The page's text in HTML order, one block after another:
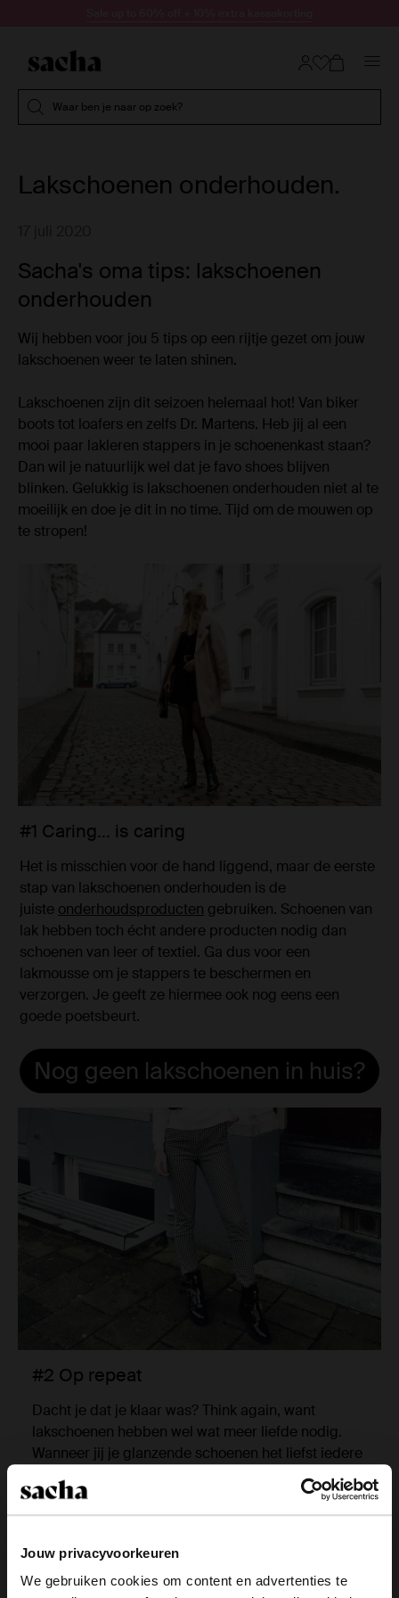
Jouw privacyvoorkeuren
We gebruiken cookies om content en advertenties te
Waar ben je naar op zoek?
Lakschoenen onderhouden.
Sacha's oma tips: lakschoenen
onderhouden
Wij hebben voor jou 5 tips op een rijtje gezet om jouw
lakschoenen weer te laten shinen.
Lakschoenen zijn dit seizoen helemaal hot! Van biker
boots tot loafers en zelfs Dr. Martens. Heb jij al een
mooi paar lakleren stappers in je schoenenkast staan?
Dan wil je natuurlijk wel dat je favo shoes blijven
blinken. Gelukkig is lakschoenen onderhouden niet al te
moeilijk en doe je dit in no time. Tijd om de mouwen op
te stropen!
#1 Caring... is caring
Het is misschien voor de hand liggend, maar de eerste
stap van lakschoenen onderhouden is de
juiste onderhoudsproducten gebruiken. Schoenen van
lak hebben toch écht andere producten nodig dan
schoenen van leer of textiel. Ga dus voor een
lakmousse om je stappers te beschermen en
verzorgen. Je geeft ze hiermee ook nog eens een
goede poetsbeurt.
Nog geen lakschoenen in huis?
#2 Op repeat
Dacht je dat je klaar was? Think again, want
lakschoenen hebben wel wat meer liefde nodig.
Wanneer jij je glanzende schoenen het liefst iedere
dag aantrekt (no judgement here!), dan is het slim
om ze ongeveer om de twee weken te verzorgen.
Staan je schoenen al een tijdje in de kast? Dan kan
poetsbeurtje te geven.